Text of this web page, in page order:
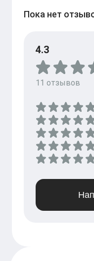
Пока нет
4.3
11 отзывов